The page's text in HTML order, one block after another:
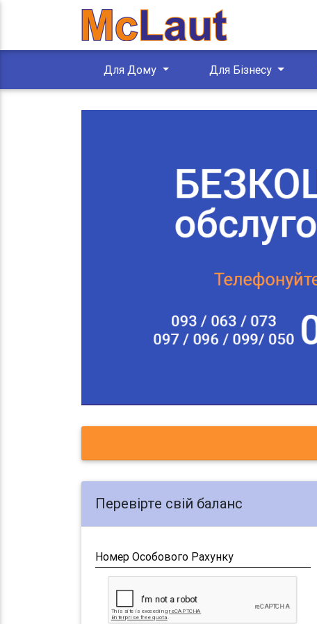
Для Дому Для Бізнесу
Перевірте свій баланс
Номер Особового Рахунку